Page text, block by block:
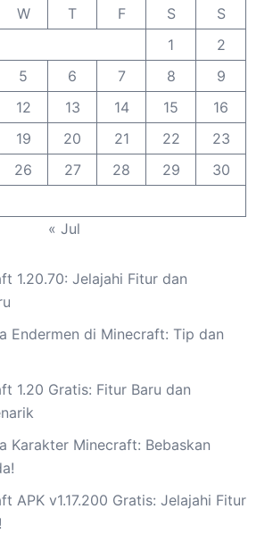
W T F S
S
1
2
5 6 7 8
9
12 13 14 15
16
19 20 21 22
23
26 27 28 29
30
« Jul
1.20.70: Jelajahi Fitur dan
Endermen di Minecraft: Tip dan
1.20 Gratis: Fitur Baru dan
Karakter Minecraft: Bebaskan
APK v1.17.200 Gratis: Jelajahi Fitur